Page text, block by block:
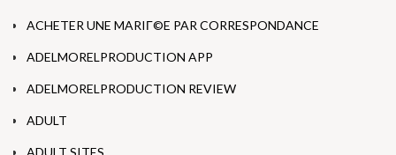
ACHETER UNE MARIГ©E PAR CORRESPONDANCE
ADELMORELPRODUCTION APP
ADELMORELPRODUCTION REVIEW
ADULT
ADULT SITES